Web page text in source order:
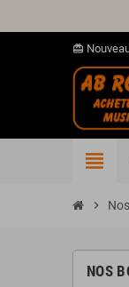
card_giftcard
view_headline
chevron_right
NOS